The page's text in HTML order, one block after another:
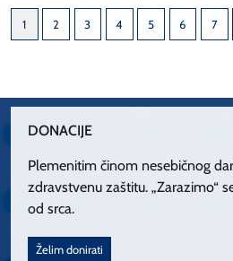
1 2 3 4 5 6 7
DONACIJE
Plemenitim činom nesebičnog
zdravstvenu zaštitu. „Zarazimo“
od srca.
Želim donirati